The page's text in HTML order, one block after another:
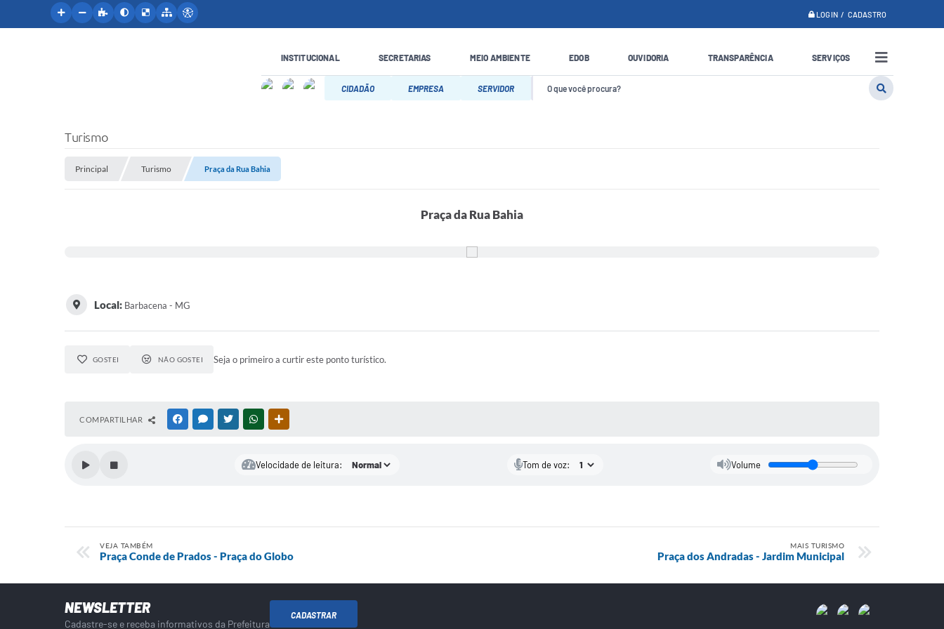
LOGIN / CADASTRO
INSTITUCIONAL SECRETARIAS MEIO AMBIENTE EDOB OUVIDORIA TRANSPARÊNCIA SERVIÇOS
CIDADÃO EMPRESA SERVIDOR
Turismo
Principal Turismo Praça da Rua Bahia
Praça da Rua Bahia
Local: Barbacena - MG
GOSTEI NÃO GOSTEI Seja o primeiro a curtir este ponto turístico.
COMPARTILHAR FACEBOOKMESSENGER
TWITTERWHATSAPP
Velocidade de leitura: Tom de voz: Volume
VEJA TAMBÉM
Praça Conde de Prados - Praça do Globo
MAIS TURISMO
Praça dos Andradas - Jardim Municipal
NEWSLETTER
Cadastre-se e receba informativos da Prefeitura
CADASTRAR